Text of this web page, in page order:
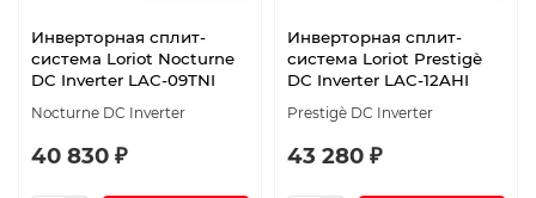
Инверторная сплит-
система Loriot Nocturne
DC Inverter LAC-09TNI
Nocturne DC Inverter
40 830 ₽
Инверторная сплит-
система Loriot Prestigè
DC Inverter LAC-12AHI
Prestigè DC Inverter
43 280 ₽